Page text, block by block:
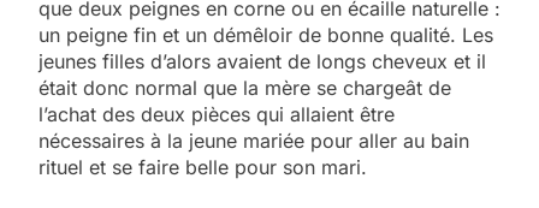
que deux peignes en corne ou en écaille naturelle :
un peigne fin et un démêloir de bonne qualité. Les
jeunes filles d’alors avaient de longs cheveux et il
était donc normal que la mère se chargeât de
l’achat des deux pièces qui allaient être
nécessaires à la jeune mariée pour aller au bain
rituel et se faire belle pour son mari.